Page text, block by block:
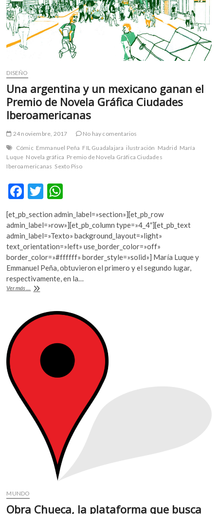
DISEÑO
Una argentina y un mexicano ganan el
Premio de Novela Gráfica Ciudades
Iberoamericanas
24 noviembre, 2017
No hay comentarios
Cómic Emmanuel Peña FIL Guadalajara ilustración Madrid María
Luque Novela gráfica Premio de Novela Gráfica Ciudades
Iberoamericanas Sexto Piso
F
e
b
o
o
k
T
w
itt
er
h
at
s
A
p
p
[et_pb_section admin_label=»section»][et_pb_row
admin_label=»row»][et_pb_column type=»4_4″][et_pb_text
admin_label=»Texto» background_layout=»light»
text_orientation=»left» use_border_color=»off»
border_color=»#ffffff» border_style=»solid»] María Luque y
Emmanuel Peña, obtuvieron el primero y el segundo lugar,
respectivamente, en la…
Ver más ...
Una
mexicano
Premio
Novela
Gráfica
MUNDO
Obra Chueca, la plataforma que busca